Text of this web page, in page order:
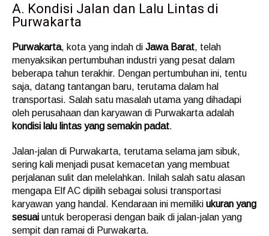
A. Kondisi Jalan dan Lalu Lintas di
Purwakarta
Purwakarta, kota yang indah di Jawa Barat, telah
menyaksikan pertumbuhan industri yang pesat dalam
beberapa tahun terakhir. Dengan pertumbuhan ini, tentu
saja, datang tantangan baru, terutama dalam hal
transportasi. Salah satu masalah utama yang dihadapi
oleh perusahaan dan karyawan di Purwakarta adalah
kondisi lalu lintas yang semakin padat.
Jalan-jalan di Purwakarta, terutama selama jam sibuk,
sering kali menjadi pusat kemacetan yang membuat
perjalanan sulit dan melelahkan. Inilah salah satu alasan
mengapa Elf AC dipilih sebagai solusi transportasi
karyawan yang handal. Kendaraan ini memiliki ukuran yang
sesuai untuk beroperasi dengan baik di jalan-jalan yang
sempit dan ramai di Purwakarta.